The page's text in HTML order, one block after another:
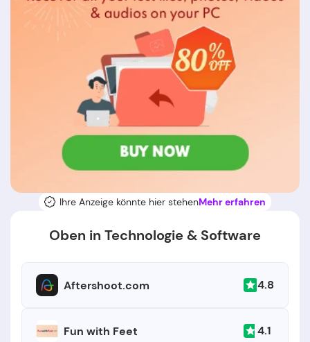
Ihre Anzeige könnte hier stehenMehr erfahren
Oben in Technologie & Software
Aftershoot.com 4.8
Fun with Feet 4.1